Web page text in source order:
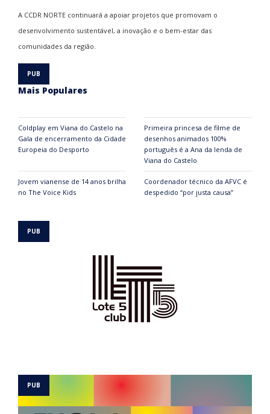
A CCDR NORTE continuará a apoiar projetos que promovam o
desenvolvimento sustentável, a inovação e o bem-estar das
comunidades da região.
Mais Populares
Coldplay em Viana do Castelo na
Gala de encerramento da Cidade
Europeia do Desporto
Primeira princesa de filme de
desenhos animados 100%
português é a Ana da lenda de
Viana do Castelo
Jovem vianense de 14 anos brilha
no The Voice Kids
Coordenador técnico da AFVC é
despedido “por justa causa”